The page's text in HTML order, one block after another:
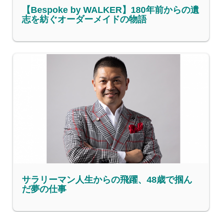
【Bespoke by WALKER】180年前からの遺
志を紡ぐオーダーメイドの物語
サラリーマン人生からの飛躍、48歳で掴ん
だ夢の仕事